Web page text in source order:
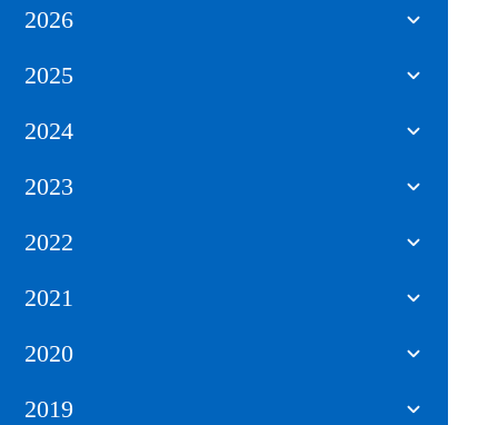
2026
2025
2024
2023
2022
2021
2020
2019